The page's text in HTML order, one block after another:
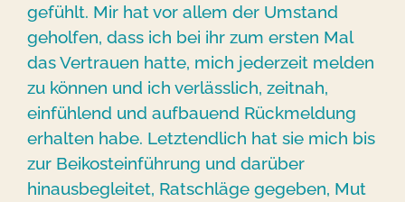
gefühlt. Mir hat vor allem der Umstand
geholfen, dass ich bei ihr zum ersten Mal
das Vertrauen hatte, mich jederzeit melden
zu können und ich verlässlich, zeitnah,
einfühlend und aufbauend Rückmeldung
erhalten habe. Letztendlich hat sie mich bis
zur Beikosteinführung und darüber
hinausbegleitet, Ratschläge gegeben, Mut